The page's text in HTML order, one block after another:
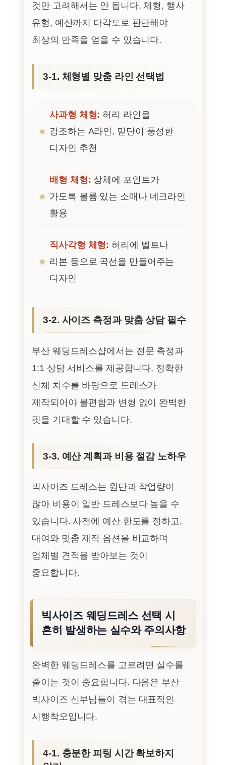
것만 고려해서는 안 됩니다. 체형, 행사
유형, 예산까지 다각도로 판단해야
최상의 만족을 얻을 수 있습니다.
3-1. 체형별 맞춤 라인 선택법
사과형 체형: 허리 라인을
강조하는 A라인, 밑단이 풍성한
디자인 추천
배형 체형: 상체에 포인트가
가도록 볼륨 있는 소매나 네크라인
활용
직사각형 체형: 허리에 벨트나
리본 등으로 곡선을 만들어주는
디자인
3-2. 사이즈 측정과 맞춤 상담 필수
부산 웨딩드레스샵에서는 전문 측정과
1:1 상담 서비스를 제공합니다. 정확한
신체 치수를 바탕으로 드레스가
제작되어야 불편함과 변형 없이 완벽한
핏을 기대할 수 있습니다.
3-3. 예산 계획과 비용 절감 노하우
빅사이즈 드레스는 원단과 작업량이
많아 비용이 일반 드레스보다 높을 수
있습니다. 사전에 예산 한도를 정하고,
대여와 맞춤 제작 옵션을 비교하며
업체별 견적을 받아보는 것이
중요합니다.
빅사이즈 웨딩드레스 선택 시
흔히 발생하는 실수와 주의사항
완벽한 웨딩드레스를 고르려면 실수를
줄이는 것이 중요합니다. 다음은 부산
빅사이즈 신부님들이 겪는 대표적인
시행착오입니다.
4-1. 충분한 피팅 시간 확보하지